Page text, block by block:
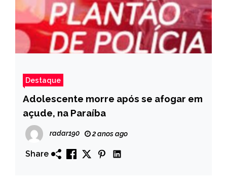
Destaque
Adolescente morre após se afogar em
açude, na Paraíba
radar190 2 anos ago
Share